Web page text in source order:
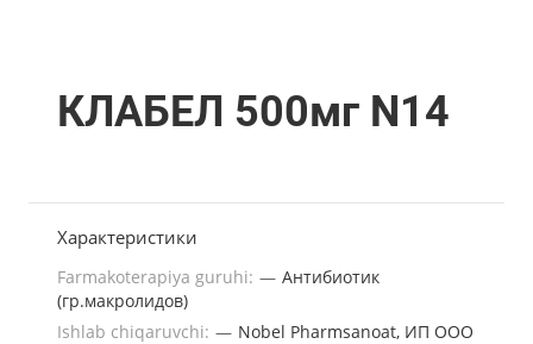
КЛАБЕЛ 500мг N14
Характеристики
Farmakoterapiya guruhi: — Антибиотик
(гр.макролидов)
Ishlab chiqaruvchi: — Nobel Pharmsanoat, ИП ООО